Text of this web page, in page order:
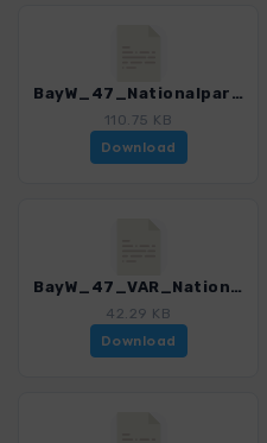
BayW_47_Nationalparkwanderung - A_4225_8.gpx
110.75 KB
Download
BayW_47_VAR_Nationalparkwanderung_Tag1_Variante_4225_8.gpx
42.29 KB
Download